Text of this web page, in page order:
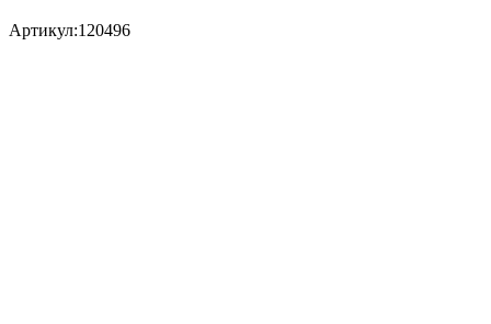
Артикул:120496